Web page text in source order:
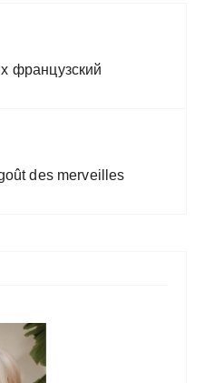
французский
des merveilles